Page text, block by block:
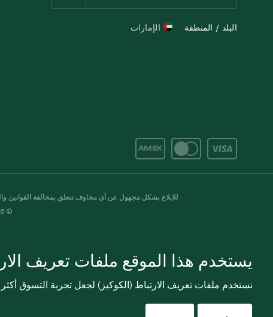
البلد / المنطقة الإمارات
للإبلاغ بشكل مجهول عن أي مخاوف تتعلق بمخالفة القوانين
© 2020-2026 سبينس. كل الحقوق محفوظة
يستخدم هذا الموقع ملفات تعريف
نستخدم ملفات تعريف الارتباط (الكوكيز) لجعل تجربة التسوق